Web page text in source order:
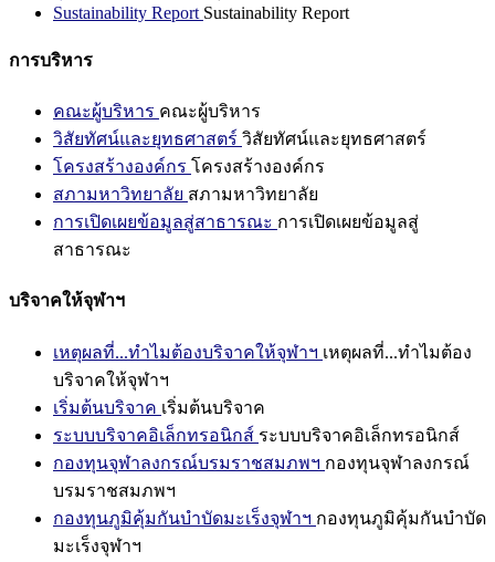
Sustainability Report Sustainability Report
การบริหาร
คณะผู้บริหาร คณะผู้บริหาร
วิสัยทัศน์และยุทธศาสตร์ วิสัยทัศน์และยุทธศาสตร์
โครงสร้างองค์กร โครงสร้างองค์กร
สภามหาวิทยาลัย สภามหาวิทยาลัย
การเปิดเผยข้อมูลสู่สาธารณะ การเปิดเผยข้อมูลสู่
สาธารณะ
บริจาคให้จุฬาฯ
เหตุผลที่...ทำไมต้องบริจาคให้จุฬาฯ เหตุผลที่...ทำไมต้อง
บริจาคให้จุฬาฯ
เริ่มต้นบริจาค เริ่มต้นบริจาค
ระบบบริจาคอิเล็กทรอนิกส์ ระบบบริจาคอิเล็กทรอนิกส์
กองทุนจุฬาลงกรณ์บรมราชสมภพฯ กองทุนจุฬาลงกรณ์
บรมราชสมภพฯ
กองทุนภูมิคุ้มกันบำบัดมะเร็งจุฬาฯ กองทุนภูมิคุ้มกันบำบัด
มะเร็งจุฬาฯ